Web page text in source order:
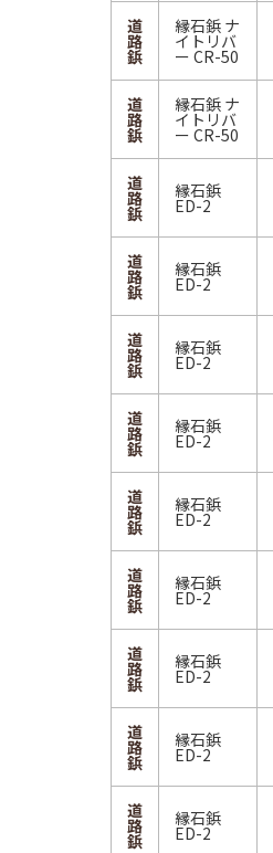
道
路
鋲
縁石鋲 ナ
イトリバ
ー CR-50
道
路
鋲
縁石鋲 ナ
イトリバ
ー CR-50
道
路
鋲
縁石鋲
ED-2
道
路
鋲
縁石鋲
ED-2
道
路
鋲
縁石鋲
ED-2
道
路
鋲
縁石鋲
ED-2
道
路
鋲
縁石鋲
ED-2
道
路
鋲
縁石鋲
ED-2
道
路
鋲
縁石鋲
ED-2
道
路
鋲
縁石鋲
ED-2
道
路
鋲
縁石鋲
ED-2